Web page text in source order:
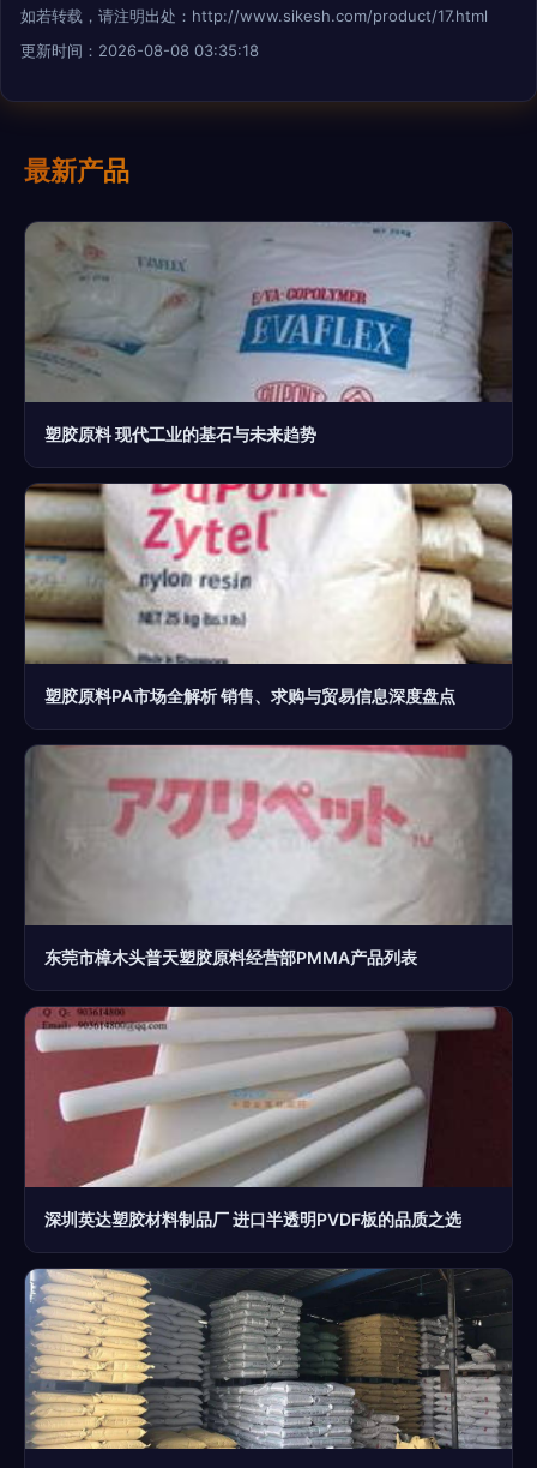
如若转载，请注明出处：http://www.sikesh.com/product/17.html
更新时间：2026-08-08 03:35:18
最新产品
塑胶原料 现代工业的基石与未来趋势
塑胶原料PA市场全解析 销售、求购与贸易信息深度盘点
东莞市樟木头普天塑胶原料经营部PMMA产品列表
深圳英达塑胶材料制品厂 进口半透明PVDF板的品质之选